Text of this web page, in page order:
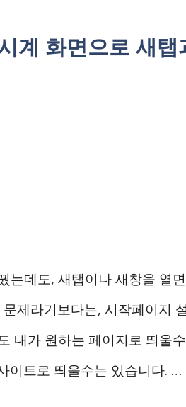
계 화면으로 새탭
는데도, 새탭이나 새창을 열
제라기보다는, 시작페이지
내가 원하는 페이지로 띄울
이트로 띄울수는 있습니다. …